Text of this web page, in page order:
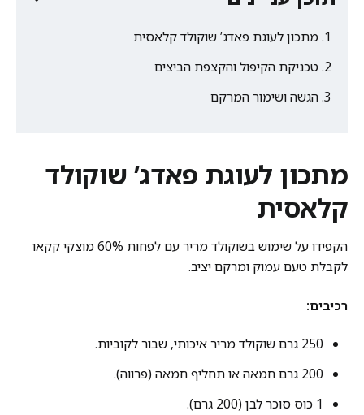
מתכון לעוגת פאדג’ שוקולד קלאסית
טכניקת הקיפול והקצפת הביצים
הגשה ושימור המרקם
מתכון לעוגת פאדג’ שוקולד
קלאסית
הקפידו על שימוש בשוקולד מריר עם לפחות 60% מוצקי קקאו
לקבלת טעם עמוק ומרקם יציב.
רכיבים:
250 גרם שוקולד מריר איכותי, שבור לקוביות.
200 גרם חמאה או תחליף חמאה (פרווה).
1 כוס סוכר לבן (200 גרם).